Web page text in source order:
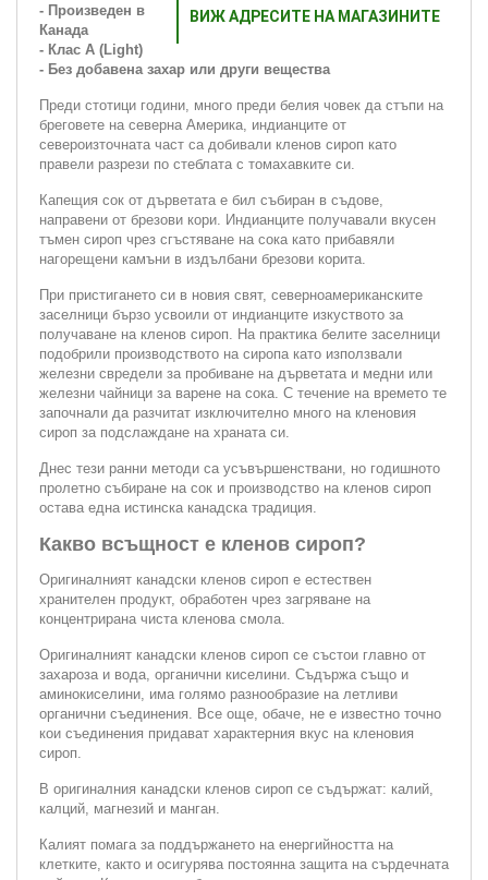
ВИЖ АДРЕСИТЕ НА МАГАЗИНИТЕ
- Произведен в
Канада
- Клас А (Light)
- Без добавена захар или други вещества
Преди стотици години, много преди белия човек да стъпи на
бреговете на северна Америка, индианците от
североизточната част са добивали кленов сироп като
правели разрези по стеблата с томахавките си.
Капещия сок от дърветата е бил събиран в съдове,
направени от брезови кори. Индианците получавали вкусен
тъмен сироп чрез сгъстяване на сока като прибавяли
нагорещени камъни в издълбани брезови корита.
При пристигането си в новия свят, северноамериканските
заселници бързо усвоили от индианците изкуството за
получаване на кленов сироп. На практика белите заселници
подобрили производството на сиропа като използвали
железни свредели за пробиване на дърветата и медни или
железни чайници за варене на сока. С течение на времето те
започнали да разчитат изключително много на кленовия
сироп за подслаждане на храната си.
Днес тези ранни методи са усъвършенствани, но годишното
пролетно събиране на сок и производство на кленов сироп
остава една истинска канадска традиция.
Какво всъщност е кленов сироп?
Оригиналният канадски кленов сироп е естествен
хранителен продукт, обработен чрез загряване на
концентрирана чиста кленова смола.
Оригиналният канадски кленов сироп се състои главно от
захароза и вода, органични киселини. Съдържа също и
аминокиселини, има голямо разнообразие на летливи
органични съединения. Все още, обаче, не е известно точно
кои съединения придават характерния вкус на кленовия
сироп.
В оригиналния канадски кленов сироп се съдържат: калий,
калций, магнезий и манган.
Калият помага за поддържането на енергийността на
клетките, както и осигурява постоянна защита на сърдечната